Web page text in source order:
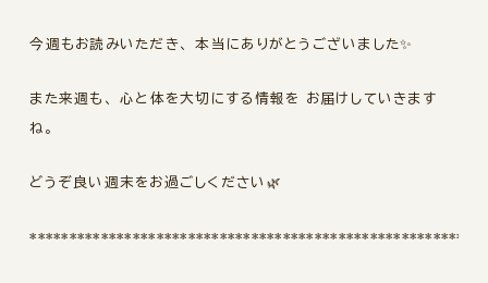
今週もお読みいただき、 本当にありがとうございました✨
また来週も、 心と体を大切にする情報を お届けしていきます
ね。
どうぞ良い週末をお過ごしください🌿